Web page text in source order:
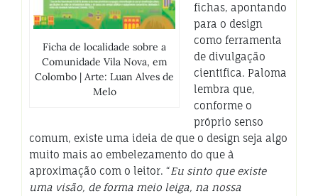
Ficha de localidade sobre a
Comunidade Vila Nova, em
Colombo | Arte: Luan Alves de
Melo
fichas, apontando
para o design
como ferramenta
de divulgação
científica. Paloma
lembra que,
conforme o
próprio senso
comum, existe uma ideia de que o design seja algo
muito mais ao embelezamento do que à
aproximação com o leitor. “Eu sinto que existe
uma visão, de forma meio leiga, na nossa